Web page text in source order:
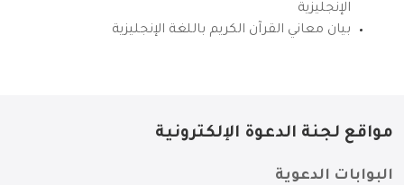
الإنجليزية
بيان معاني القرآن الكريم باللغة الإنجليزية
مواقع لجنة الدعوة الإلكترونية
البوابات الدعوية